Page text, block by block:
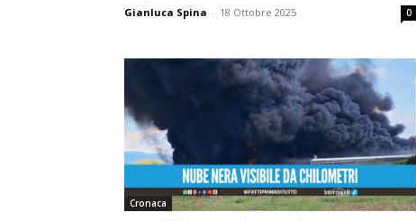
Gianluca Spina - 18 Ottobre 2025 0
Cronaca